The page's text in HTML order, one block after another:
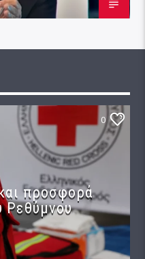
0
προσφορά
Ρεθύμνου